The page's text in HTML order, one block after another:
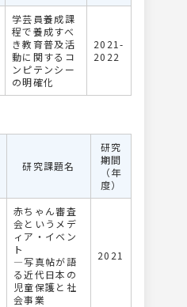
学芸員養成課
程で養成すべ
き教育普及活
動に関するコ
ンピテンシー
の明確化
2021-
2022
研究課題名
研究
期間
（年
度）
赤ちゃん審査
会というメデ
ィア・イベン
ト
―写真帖が語
る近代日本の
児童保護と社
会事業
2021